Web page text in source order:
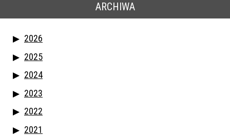
ARCHIWA
2026
2025
2024
2023
2022
2021